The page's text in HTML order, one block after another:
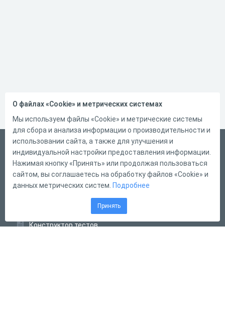
Русский
Справка
Форма обратной связи
Конструктор тестов
О файлах «Cookie» и метрических системах
Мы используем файлы «Cookie» и метрические системы
для сбора и анализа информации о производительности и
использовании сайта, а также для улучшения и
индивидуальной настройки предоставления информации.
Нажимая кнопку «Принять» или продолжая пользоваться
сайтом, вы соглашаетесь на обработку файлов «Cookie» и
данных метрических систем. Подробнее
Принять